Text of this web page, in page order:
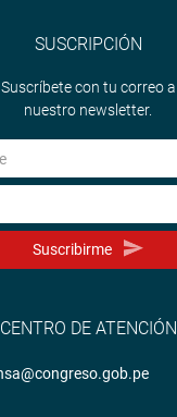
SUSCRIPCIÓN
Suscríbete con tu correo a
nuestro newsletter.
Suscribirme
CENTRO DE ATENCIÓN